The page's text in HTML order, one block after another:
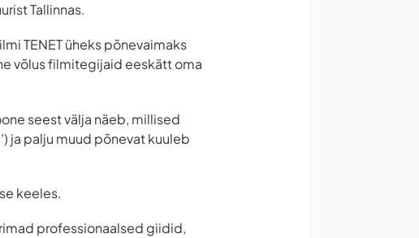
Tallinnas.
TENET üheks põnevaimaks
võlus filmitegijaid eeskätt oma
seest välja näeb, millised
ja palju muud põnevat kuuleb
keeles.
professionaalsed giidid,